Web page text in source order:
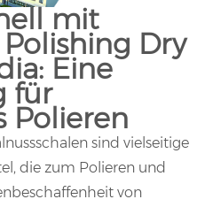
mit
Dry
Eine
für
Polieren
sind vielseitige
die zum Polieren und
von